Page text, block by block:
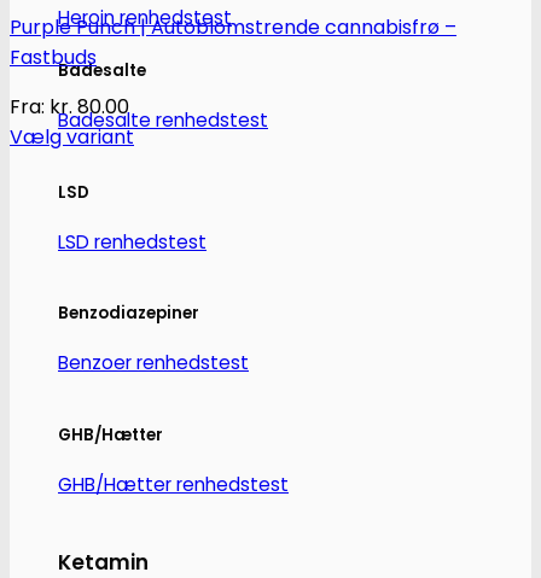
Heroin renhedstest
Badesalte
Badesalte renhedstest
LSD
LSD renhedstest
Benzodiazepiner
Benzoer renhedstest
GHB/Hætter
GHB/Hætter renhedstest
Ketamin
Purple Punch | Autoblomstrende cannabisfrø –
Fastbuds
Fra: kr. 80.00
Vælg variant
Mulighederne
vælges
varesiden